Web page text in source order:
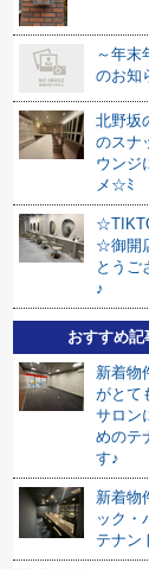
～年末
のお知
北野坂
のスナ
ウンジ
メ☆ﾐ
☆御開
とうご
♪
おすすめ記
新着物
がとて
サロン
めのテ
す♪
新着物
ック・
テナン